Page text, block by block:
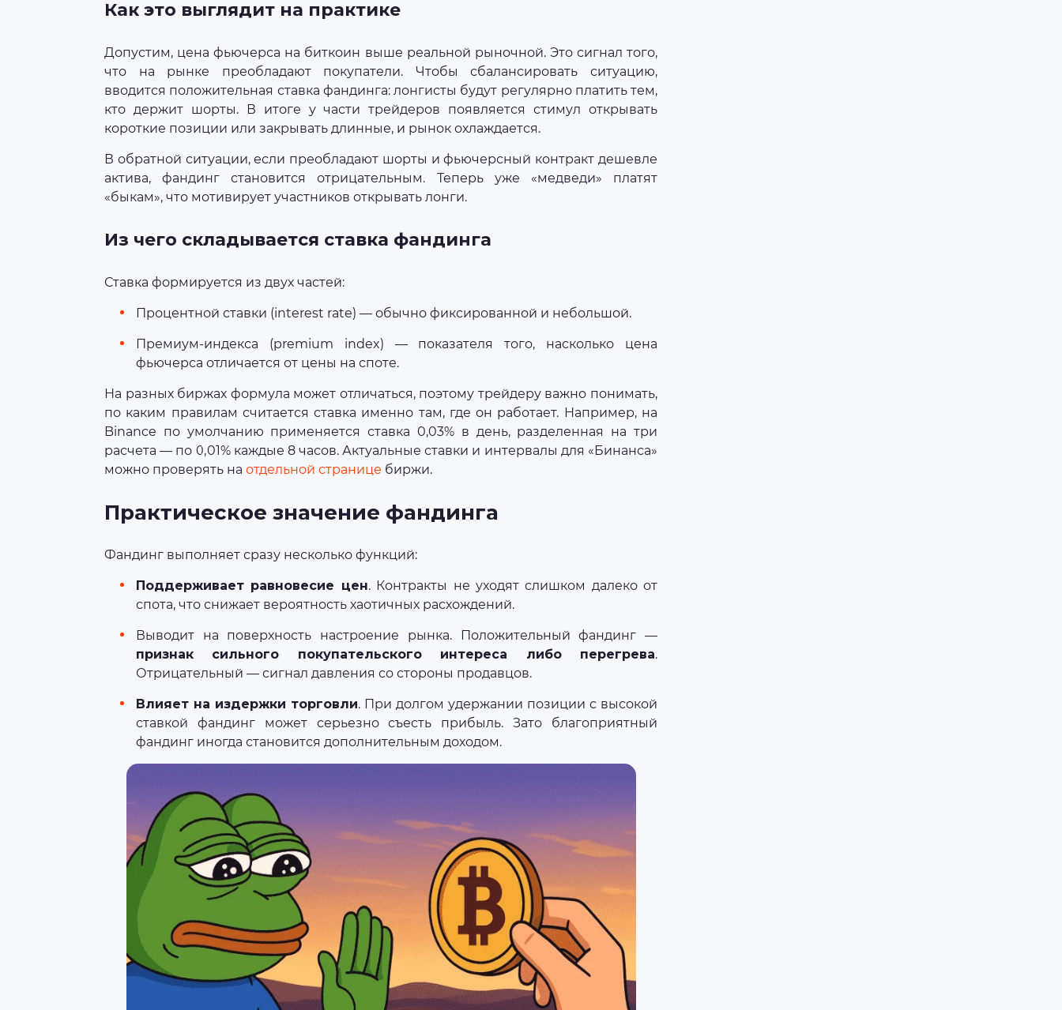
Как это выглядит на практике
Допустим, цена фьючерса на биткоин выше реальной рыночной. Это сигнал того,
что на рынке преобладают покупатели. Чтобы сбалансировать ситуацию,
вводится положительная ставка фандинга: лонгисты будут регулярно платить тем,
кто держит шорты. В итоге у части трейдеров появляется стимул открывать
короткие позиции или закрывать длинные, и рынок охлаждается.
В обратной ситуации, если преобладают шорты и фьючерсный контракт дешевле
актива, фандинг становится отрицательным. Теперь уже «медведи» платят
«быкам», что мотивирует участников открывать лонги.
Из чего складывается ставка фандинга
Ставка формируется из двух частей:
Процентной ставки (interest rate) — обычно фиксированной и небольшой.
Премиум-индекса (premium index) — показателя того, насколько цена
фьючерса отличается от цены на споте.
На разных биржах формула может отличаться, поэтому трейдеру важно понимать,
по каким правилам считается ставка именно там, где он работает. Например, на
Binance по умолчанию применяется ставка 0,03% в день, разделенная на три
расчета — по 0,01% каждые 8 часов. Актуальные ставки и интервалы для «Бинанса»
можно проверять на отдельной странице биржи.
Практическое значение фандинга
Фандинг выполняет сразу несколько функций:
Поддерживает равновесие цен. Контракты не уходят слишком далеко от
спота, что снижает вероятность хаотичных расхождений.
Выводит на поверхность настроение рынка. Положительный фандинг —
признак сильного покупательского интереса либо перегрева.
Отрицательный — сигнал давления со стороны продавцов.
Влияет на издержки торговли. При долгом удержании позиции с высокой
ставкой фандинг может серьезно съесть прибыль. Зато благоприятный
фандинг иногда становится дополнительным доходом.